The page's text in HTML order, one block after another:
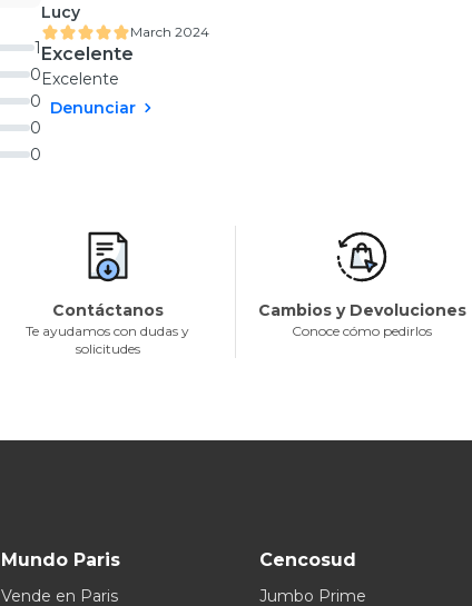
1
0
0
0
0
Lucy
March 2024
Excelente
Excelente
Denunciar
Contáctanos
Te ayudamos con dudas y
solicitudes
Cambios y Devoluciones
Conoce cómo pedirlos
Mundo Paris
Vende en Paris
Cencosud
Jumbo Prime